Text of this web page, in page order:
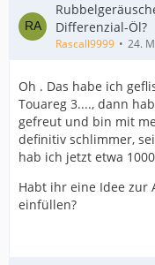
Differenzial-Öl?
Rascall9999 24.
Oh . Das habe ich
Touareg 3...., dann
gefreut und bin mit
definitiv schlimmer,
hab ich jetzt etwa
Habt ihr eine Idee zur
einfüllen?